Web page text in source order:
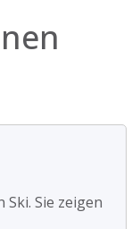
Sie zeigen